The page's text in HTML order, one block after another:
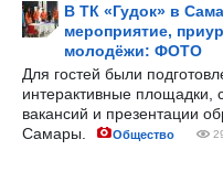
В ТК «Гудок» в
мероприятие,
молодёжи: ФОТО
Для гостей были
интерактивные площадки,
вакансий и презентации
Самары.
Общество